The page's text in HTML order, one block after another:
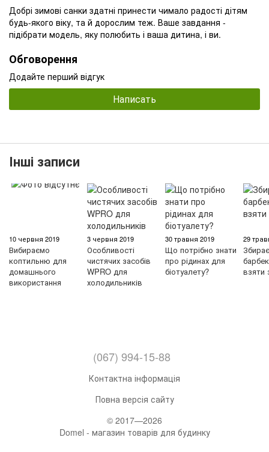
Добрі зимові санки здатні принести чимало радості дітям
будь-якого віку, та й дорослим теж. Ваше завдання -
підібрати модель, яку полюбить і ваша дитина, і ви.
Обговорення
Додайте перший відгук
Написать
Інші записи
10 червня 2019
Вибираємо
коптильню для
домашнього
використання
3 червня 2019
Особливості
чистячих засобів
WPRO для
холодильників
30 травня 2019
Що потрібно знати
про рідинах для
біотуалету?
29
взяти
(067) 994-15-88
Контактна інформація
Повна версія сайту
© 2017—2026
Domel - магазин товарів для будинку